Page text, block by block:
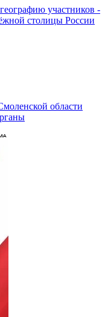
участников -
столицы России
области